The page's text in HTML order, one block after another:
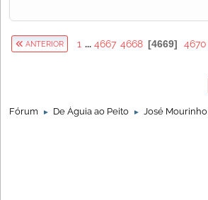
ANTERIOR 1 ... 4667 4668 4669 4670
Fórum ► De Águia ao Peito ► José Mourinho